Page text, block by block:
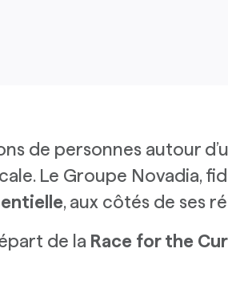
de personnes autour
Le Groupe Novadia,
, aux côtés de ses
de la Race for the